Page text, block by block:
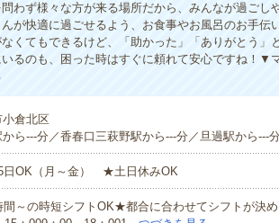
わず様々な方が来る場所だから、みんなが過ごし
が快適に過ごせるよう、お食事やお風呂のお手伝
くてもできるけど、「助かった」「ありがとう」
るのも、困った時はすぐに頼れて安心ですね！▼
倉北区
ら---分／香春口三萩野駅から---分／旦過駅から---分
日OK（月～金） ★土日休みOK
～の時短シフトOK★都合に合わせてシフトが決